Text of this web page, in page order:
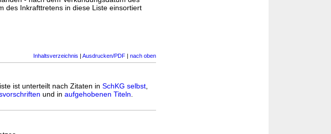
des Inkrafttretens in diese Liste einsortiert
Inhaltsverzeichnis | Ausdrucken/PDF | nach oben
ist unterteilt nach Zitaten in SchKG selbst
und in aufgehobenen Titeln